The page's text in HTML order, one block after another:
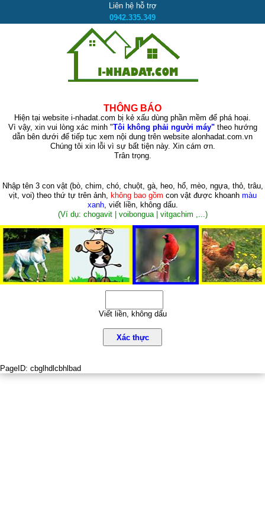
Liên hệ hỗ trợ
0942.335.349
THÔNG BÁO
Hiện tại website i-nhadat.com bị kẻ xấu dùng phần mềm để phá hoại.
Vì vậy, xin vui lòng xác minh "Tôi không phải người máy"theo hướng
dẫn bên dưới để tiếp tục xem nội dung trên website alonhadat.com.vn
Chúng tôi xin lỗi vì sự bất tiện này. Xin cám ơn.
Trân trọng.
Nhập tên 3 con vật (bò, chim, chó, chuột, gà, heo, hổ, mèo, ngựa, thỏ, trâu,
vịt, voi)theo thứ tự trên ảnh, không bao gồm con vật được khoanh màu
xanh, viết liền, không dấu.
(Ví dụ: chogavit | voibongua | vitgachim ,...)
Viết liền, không dấu
Xác thực
PageID: cbglhdlcbhlbad